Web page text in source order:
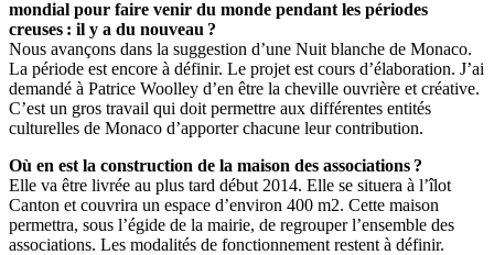
mondial pour faire venir du monde pendant les périodes
creuses : il y a du nouveau ?
Nous avançons dans la suggestion d’une Nuit blanche de Monaco.
La période est encore à définir. Le projet est cours d’élaboration. J’ai
demandé à Patrice Woolley d’en être la cheville ouvrière et créative.
C’est un gros travail qui doit permettre aux différentes entités
culturelles de Monaco d’apporter chacune leur contribution.
Où en est la construction de la maison des associations ?
Elle va être livrée au plus tard début 2014. Elle se situera à l’îlot
Canton et couvrira un espace d’environ 400 m2. Cette maison
permettra, sous l’égide de la mairie, de regrouper l’ensemble des
associations. Les modalités de fonctionnement restent à définir.